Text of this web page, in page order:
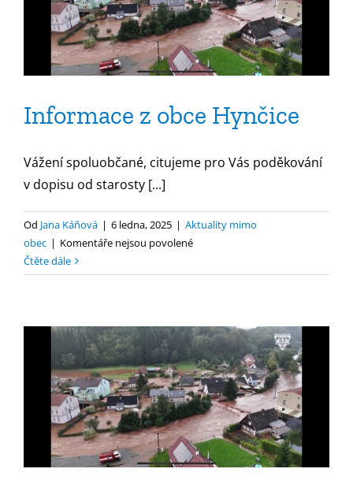
Informace z obce Hynčice
Vážení spoluobčané, citujeme pro Vás poděkování
v dopisu od starosty [...]
Od Jana Káňová | 6 ledna, 2025 | Aktuality mimo
obec | Komentáře nejsou povolenéu
s
z
obce
Hynčice
Čtěte dále